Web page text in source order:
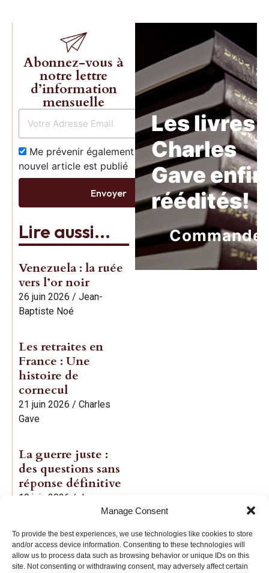
Manage Consent
To provide the best experiences, we use technologies like cookies to store
and/or access device information. Consenting to these technologies will
allow us to process data such as browsing behavior or unique IDs on this
site. Not consenting or withdrawing consent, may adversely affect certain
Abonnez-vous à
notre lettre
d’information
mensuelle
Me prévenir également dès qu’un
nouvel article est publié
Envoyer
Lire aussi...
Venezuela : la ruée
vers l’or noir
26 juin 2026 / Jean-
Baptiste Noé
Les retraites en
France : Une
histoire de
cornecul
21 juin 2026 / Charles
Gave
La guerre juste :
des questions sans
réponse définitive
19 juin 2026 / Jean-
Les livres
Charles
Gave enfin
réédités!